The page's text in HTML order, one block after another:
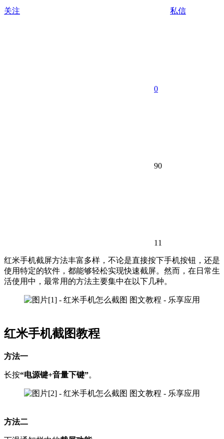
关注 私信
0
90
11
红米手机截屏方法丰富多样，不论是直接按下手机按钮，还是
使用特定的软件，都能够轻松实现快速截屏。然而，在日常生
活使用中，最常用的方法主要集中在以下几种。
红米手机截图教程
方法一
长按“电源键+音量下键”。
方法二